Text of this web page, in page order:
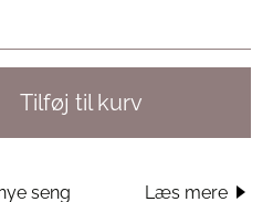
Tilføj til kurv
seng Læs mere